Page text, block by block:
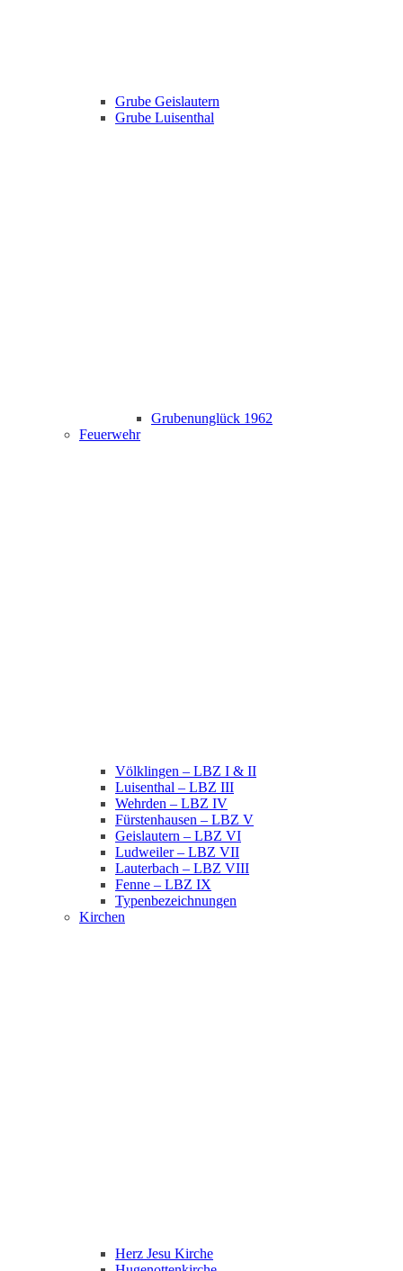
Grube Geislautern
Grube Luisenthal
Grubenunglück 1962
Feuerwehr
Völklingen – LBZ I & II
Luisenthal – LBZ III
Wehrden – LBZ IV
Fürstenhausen – LBZ V
Geislautern – LBZ VI
Ludweiler – LBZ VII
Lauterbach – LBZ VIII
Fenne – LBZ IX
Typenbezeichnungen
Kirchen
Herz Jesu Kirche